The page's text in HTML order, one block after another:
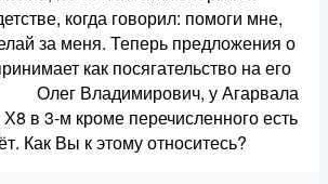
когда говорил: помоги мне,
за меня. Теперь предложения о
как посягательство на его
Владимирович, у Агарвала
Х8 в 3-м кроме перечисленного есть
Как Вы к этому относитесь?